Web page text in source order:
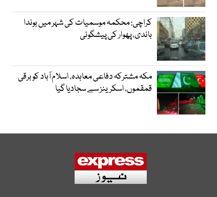
کراچی: محکمہ موسمیات کی شہر میں بوندا
باندی، پھوار کی پیشگوئی
مکہ مشترکہ دفاعی معاہدہ، اسلام آباد کو برقی
قمقموں، اسکرینز سے سجادیا گیا